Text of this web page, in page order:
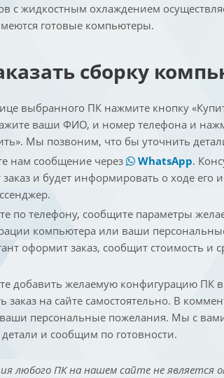
с жидкостным охлаждением
готовые компьютеры.
сборку
выбранного ПК нажмите кнопку
ваши ФИО, и номер телефона и
Мы позвоним, что бы уточнить
нам сообщение через
WhatsApp.
и будет информировать о ходе его
по телефону, сообщите параметры
компьютера или ваши
оформит заказ, сообщит стоимость и
добавить желаемую конфигурацию ПК
заказ на сайте самостоятельно. В
персональные пожелания. Мы с
и сообщим по готовности.
любого ПК на нашем сайте не является